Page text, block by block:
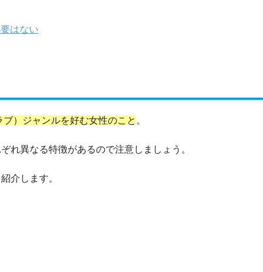
はない
）ジャンルを好む女性のこと 。
れ異なる特徴があるので注意しましょう。
介します。